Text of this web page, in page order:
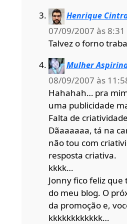
Henrique
07/09/2007 às 8:31
Talvez o forno
Mulher
08/09/2007 às
Hahahah… pra
uma publicidade
Falta de
Dãaaaaaa, tá na
não tou com
resposta criativa.
kkkk…
Jonny fico feliz
do meu blog. O
da promoção e,
kkkkkkkkkkkk…